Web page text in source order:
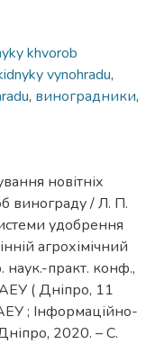
khvorob
vynohradu,
, виноградники,
новітніх
винограду / Л. П.
удобрення
агрохімічний
практ. конф.,
( Дніпро, 11
; Інформаційно-
2020. – С.